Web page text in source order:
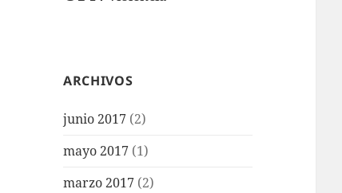
ARCHIVOS
junio 2017 (2)
mayo 2017 (1)
marzo 2017 (2)